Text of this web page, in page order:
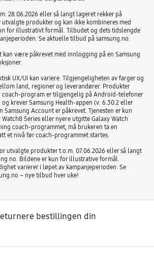
28.06.2026 eller så langt lageret rekker på
utvalgte produkter og kan ikke kombineres med
for illustrativt formål. Tilbudet og dets tidslengde
Se aktuelle tilbud på samsung.no.
være påkrevet med innlogging på en Samsung
UX/UI kan variere. Tilgjengeligheten av farger og
land, regioner og leverandører. Produkter
coach-program er tilgjengelig på Android-telefoner
krever Samsung Health-appen (v. 6.30.2 eller
Samsung Account er påkrevet. Tjenesten er kun
Series eller nyere utgitte Galaxy Watch
coach-programmet, må brukeren ta en
et nivå før coach-programmet startes.
utvalgte produkter t.o.m. 07.06.2026 eller så langt
Bildene er kun for illustrative formål.
varierer i løpet av kampanjeperioden. Se
– nye tilbud hver uke!
bestillingen din